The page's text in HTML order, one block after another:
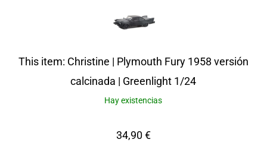
Plymouth
1958
versión
calcinada
Greenlight
This item: Christine | Plymouth Fury 1958 versión
calcinada | Greenlight 1/24
Hay existencias
34,90€